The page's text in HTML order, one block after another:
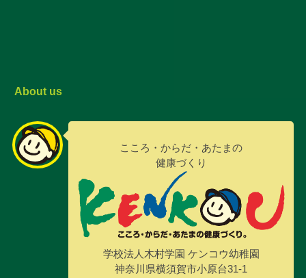
About us
こころ・からだ・あたまの
健康づくり
学校法人木村学園 ケンコウ幼稚園
神奈川県横須賀市小原台31-1